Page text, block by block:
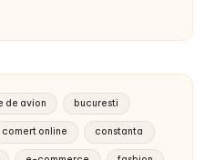
de avion bucuresti
comert online constanta